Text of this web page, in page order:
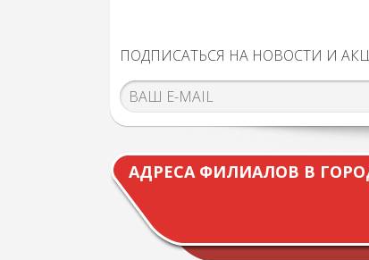
ПОДПИСАТЬСЯ НА НОВОСТИ И
АДРЕСА ФИЛИАЛОВ В